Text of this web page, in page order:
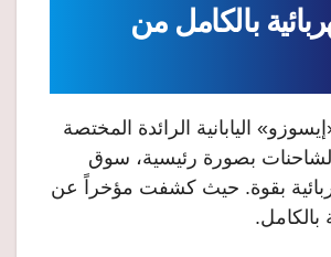
بالكامل من
اليابانية الرائدة المختصة
الشاحنات بصورة رئيسية، سوق
بقوة. حيث كشفت مؤخراً عن
بالكامل.